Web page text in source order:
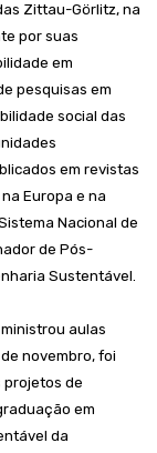
Zittau-Görlitz, na
por suas
em
pesquisas em
social das
em revistas
Europa e na
Nacional de
de Pós-
Sustentável.
aulas
novembro, foi
projetos de
em
da